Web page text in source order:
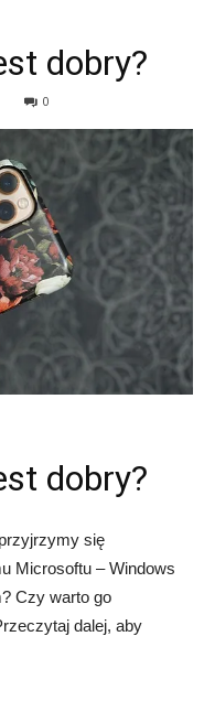
dobry?
0
dobry?
się
Microsoftu – Windows
Czy warto go
dalej, aby